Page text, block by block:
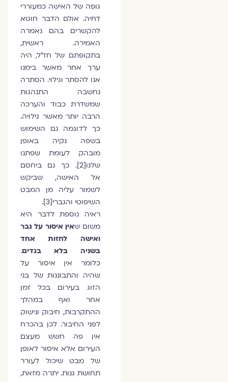
גופה של האישה כמעוררי
דחיה. אולם הדבר חוטא
להקשרים בהם נאמרה
האמירה. ראשית,
בתקופתם של חז"ל, היה
ערך אחר מאשר בימנו
אנו להסתר וגילוי. הסתרה
נחשבה התנהגות
שמשדרת כבוד והערכה
הרבה יותר מאשר גילויה.
כך לדוגמה גם השימוש
בשפה נקיה באופן
מובהק לעומת שפתנו
שלנו[2]. כך גם ביחסם
אל האישה, שביקש
לשמור עליה מן המבט
השיפוטי והגברי[3].
ראיה נוספת לדבר היא
משום שאין איסור על גבר
ואישה לחזות אחד
בשניה בלא בגדים.
כלומר אין איסור על
שהיה והתבוננות של בני
הזוג בעירום בכל זמן
אחר ואף במהלך
ההתקרבות, חיבוק ונישוק
לפני החיבור. לכן בהכרח
אין פה חשש מעצם
העירום אלא איסור לאופן
של מבט שיכול לעורר
תחושת גנות. יתרה מזאת,